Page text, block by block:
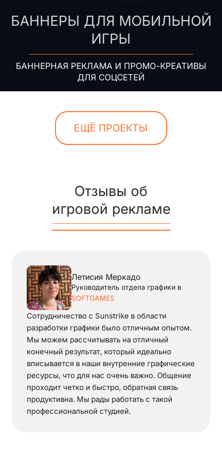
БАННЕРЫ ДЛЯ МОБИЛЬНОЙ
ИГРЫ
БАННЕРНАЯ РЕКЛАМА И ПРОМО-КРЕАТИВЫ
ДЛЯ СОЦСЕТЕЙ
ЕЩЁ ПРОЕКТЫ
Отзывы об
игровой рекламе
Летисия Меркадо
Руководитель отдела графики в
SOFTGAMES
Сотрудничество с Sunstrike в области
разработки графики было отличным опытом.
Мы можем рассчитывать на отличный
конечный результат, который идеально
вписывается в наши внутренние графические
ресурсы, что для нас очень важно. Общение
проходит четко и быстро, обратная связь
продуктивна. Мы рады работать с такой
профессиональной студией.